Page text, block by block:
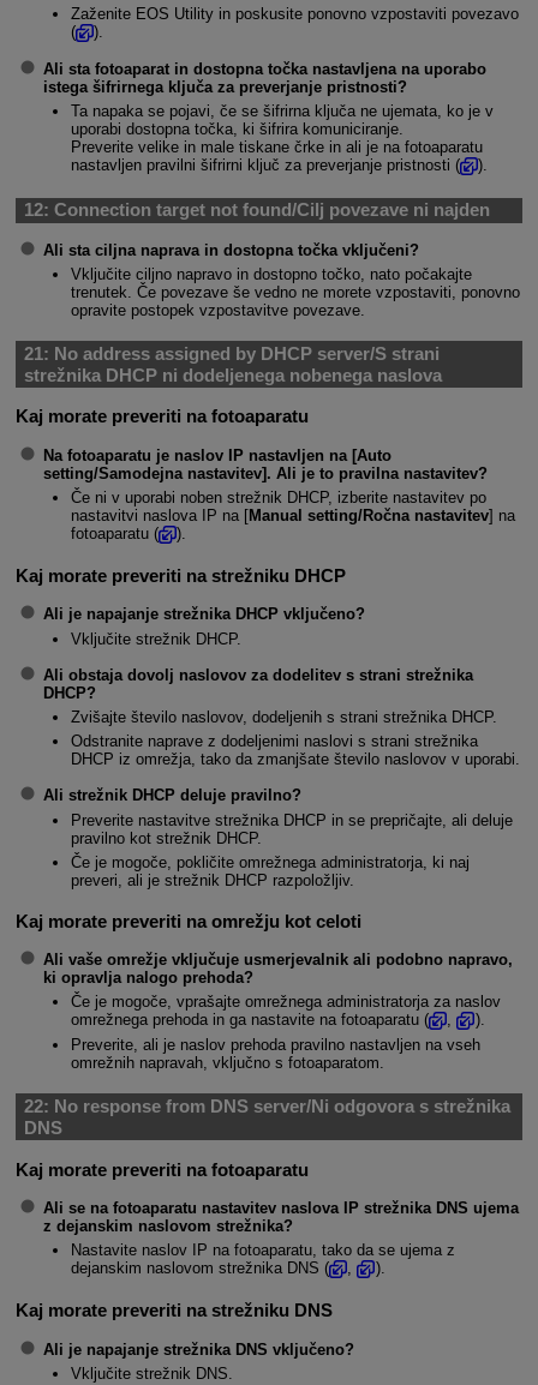
Zaženite EOS Utility in poskusite ponovno vzpostaviti povezavo
(
).
Ali sta fotoaparat in dostopna točka nastavljena na uporabo
istega šifrirnega ključa za preverjanje pristnosti?
Ta napaka se pojavi, če se šifrirna ključa ne ujemata, ko je v
uporabi dostopna točka, ki šifrira komuniciranje.
Preverite velike in male tiskane črke in ali je na fotoaparatu
nastavljen pravilni šifrirni ključ za preverjanje pristnosti (
).
12:Connection target not found/Cilj povezave ni najden
Ali sta ciljna naprava in dostopna točka vključeni?
Vključite ciljno napravo in dostopno točko, nato počakajte
trenutek. Če povezave še vedno ne morete vzpostaviti, ponovno
opravite postopek vzpostavitve povezave.
21: No address assigned by DHCP server/S strani
strežnika DHCP ni dodeljenega nobenega naslova
Kaj morate preveriti na fotoaparatu
Na fotoaparatu je naslov IP nastavljen na [Auto
setting/Samodejna nastavitev]. Ali je to pravilna nastavitev?
Če ni v uporabi noben strežnik DHCP, izberite nastavitev po
nastavitvi naslova IP na [Manual setting/Ročna nastavitev] na
fotoaparatu (
).
Kaj morate preveriti na strežniku DHCP
Ali je napajanje strežnika DHCP vključeno?
Vključite strežnik DHCP.
Ali obstaja dovolj naslovov za dodelitev s strani strežnika
DHCP?
Zvišajte število naslovov, dodeljenih s strani strežnika DHCP.
Odstranite naprave z dodeljenimi naslovi s strani strežnika
DHCP iz omrežja, tako da zmanjšate število naslovov v uporabi.
Ali strežnik DHCP deluje pravilno?
Preverite nastavitve strežnika DHCP in se prepričajte, ali deluje
pravilno kot strežnik DHCP.
Če je mogoče, pokličite omrežnega administratorja, ki naj
preveri, ali je strežnik DHCP razpoložljiv.
Kaj morate preveriti na omrežju kot celoti
Ali vaše omrežje vključuje usmerjevalnik ali podobno napravo,
ki opravlja nalogo prehoda?
Če je mogoče, vprašajte omrežnega administratorja za naslov
omrežnega prehoda in ga nastavite na fotoaparatu (
,
).
Preverite, ali je naslov prehoda pravilno nastavljen na vseh
omrežnih napravah, vključno s fotoaparatom.
22: No response from DNS server/Ni odgovora s strežnika
DNS
Kaj morate preveriti na fotoaparatu
Ali se na fotoaparatu nastavitev naslova IP strežnika DNS ujema
z dejanskim naslovom strežnika?
Nastavite naslov IP na fotoaparatu, tako da se ujema z
dejanskim naslovom strežnika DNS (
, ).
Kaj morate preveriti na strežniku DNS
Ali je napajanje strežnika DNS vključeno?
Vključite strežnik DNS.